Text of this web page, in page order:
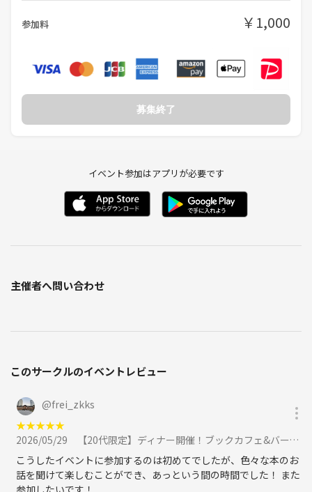
参加料 ￥1,000
募集終了
イベント参加はアプリが必要です
主催者へ問い合わせ
このサークルのイベントレビュー
@frei_zkks
★★★★★
2026/05/29
【20代限定】ディナー開催！ブックカフェ&バーで本について語ろう@神保町☕️に参加
こうしたイベントに参加するのは初めてでしたが、色々な本のお
話を聞けて楽しむことができ、あっという間の時間でした！ また
参加したいです！